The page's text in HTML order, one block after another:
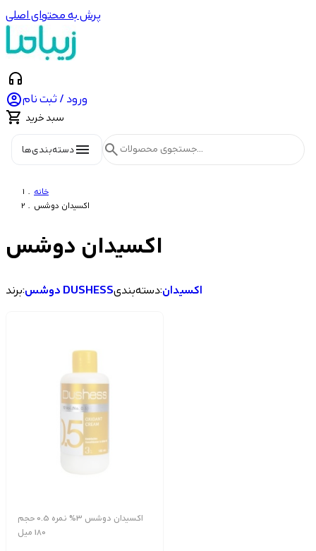
پرش به محتوای اصلی
headphones
ورود / ثبت نام
 سبد خرید
menuدسته‌بندی‌ها search
خانه
اکسیدان دوشس
اکسیدان دوشس
برند: دوشس DUSHESS دسته‌بندی:اکسیدان
اکسیدان دوشس 3% نمره 0.5 حجم
180 میل